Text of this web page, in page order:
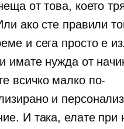
от това, което
ако сте правили
и сега просто е
имате нужда от
всичко малко по-
и
И така, елате при